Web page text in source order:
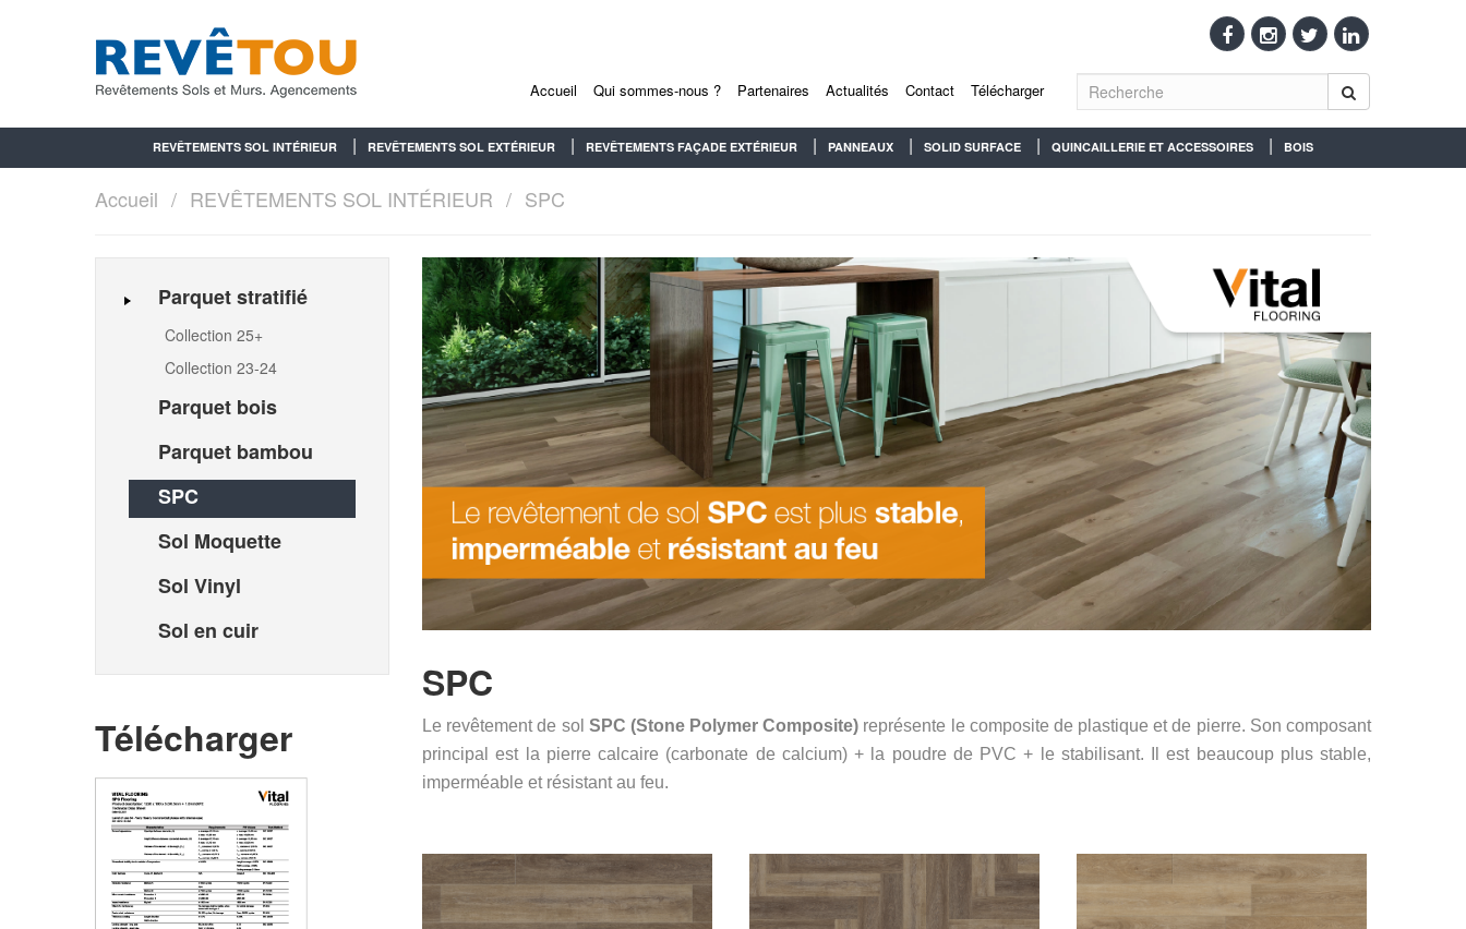
Accueil Qui sommes-nous ? Partenaires Actualités Contact Télécharger
REVÊTEMENTS SOL INTÉRIEUR REVÊTEMENTS SOL EXTÉRIEUR REVÊTEMENTS FAÇADE EXTÉRIEUR PANNEAUX SOLID SURFACE QUINCAILLERIE ET ACCESSOIRES BOIS
Accueil REVÊTEMENTS SOL INTÉRIEUR SPC
Parquet stratifié
Collection 25+
Collection 23-24
Parquet bois
Parquet bambou
SPC
Sol Moquette
Sol Vinyl
Sol en cuir
Télécharger
SPC
Le revêtement de sol SPC (Stone Polymer Composite) représente le composite de plastique et de pierre. Son composant
principal est la pierre calcaire (carbonate de calcium) + la poudre de PVC + le stabilisant. Il est beaucoup plus stable,
imperméable et résistant au feu.